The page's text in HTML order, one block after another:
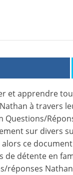
et apprendre
à travers
Questions/
sur divers
alors ce
de détente en
réponses